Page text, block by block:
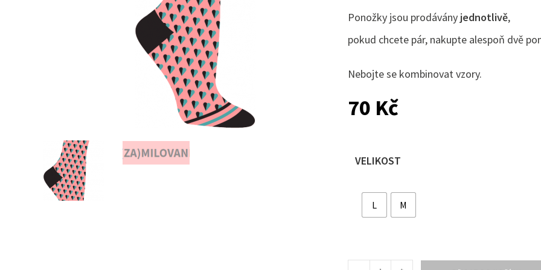
Ponožky jsou prodávány jednotlivě,
pokud chcete pár, nakupte alespoň dvě
Nebojte se kombinovat vzory.
70 Kč
VELIKOST
L M